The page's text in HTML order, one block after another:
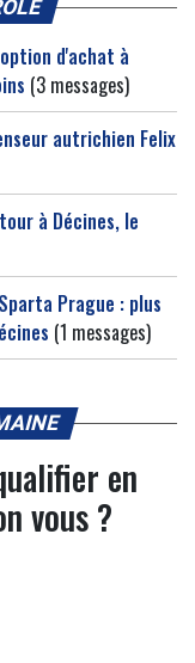
d'achat à
(3 messages)
autrichien Felix
à Décines, le
Prague : plus
(1 messages)
en
vous ?